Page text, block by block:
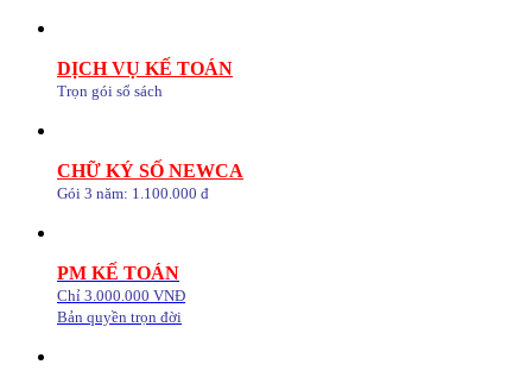
DỊCH VỤ KẾ TOÁN
Trọn gói sổ sách
CHỮ KÝ SỐ NEWCA
Gói 3 năm: 1.100.000 đ
PM KẾ TOÁN
Chỉ 3.000.000 VNĐ
Bản quyền trọn đời